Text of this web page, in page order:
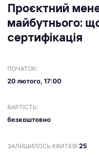
Проєктний
майбутнього:
сертифікація
ПОЧАТОК:
20 лютого, 17:00
ВАРТІСТЬ:
безкоштовно
ЗАЛИШИЛОСЬ КВИТКІВ:25